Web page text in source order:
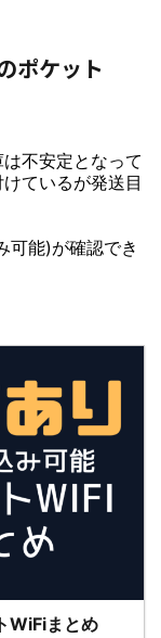
ポケット
不安定となって
ているが発送目
可能)が確認でき
WiFiまとめ